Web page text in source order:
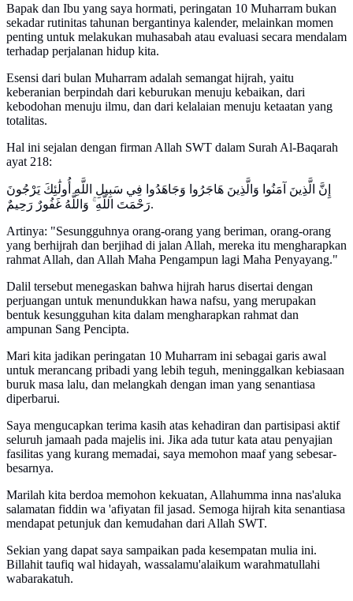
Bapak dan Ibu yang saya hormati, peringatan 10 Muharram bukan
sekadar rutinitas tahunan bergantinya kalender, melainkan momen
penting untuk melakukan muhasabah atau evaluasi secara mendalam
terhadap perjalanan hidup kita.
Esensi dari bulan Muharram adalah semangat hijrah, yaitu
keberanian berpindah dari keburukan menuju kebaikan, dari
kebodohan menuju ilmu, dan dari kelalaian menuju ketaatan yang
totalitas.
Hal ini sejalan dengan firman Allah SWT dalam Surah Al-Baqarah
ayat 218:
إِنَّ الَّذِينَ آمَنُوا وَالَّذِينَ هَاجَرُوا وَجَاهَدُوا فِي سَبِيلِ اللَّهِ أُولَٰئِكَ يَرْجُونَ
رَحْمَتَ اللَّهِ ۚ وَاللَّهُ غَفُورٌ رَحِيمٌ.
Artinya: "Sesungguhnya orang-orang yang beriman, orang-orang
yang berhijrah dan berjihad di jalan Allah, mereka itu mengharapkan
rahmat Allah, dan Allah Maha Pengampun lagi Maha Penyayang."
Dalil tersebut menegaskan bahwa hijrah harus disertai dengan
perjuangan untuk menundukkan hawa nafsu, yang merupakan
bentuk kesungguhan kita dalam mengharapkan rahmat dan
ampunan Sang Pencipta.
Mari kita jadikan peringatan 10 Muharram ini sebagai garis awal
untuk merancang pribadi yang lebih teguh, meninggalkan kebiasaan
buruk masa lalu, dan melangkah dengan iman yang senantiasa
diperbarui.
Saya mengucapkan terima kasih atas kehadiran dan partisipasi aktif
seluruh jamaah pada majelis ini. Jika ada tutur kata atau penyajian
fasilitas yang kurang memadai, saya memohon maaf yang sebesar-
besarnya.
Marilah kita berdoa memohon kekuatan, Allahumma inna nas'aluka
salamatan fiddin wa 'afiyatan fil jasad. Semoga hijrah kita senantiasa
mendapat petunjuk dan kemudahan dari Allah SWT.
Sekian yang dapat saya sampaikan pada kesempatan mulia ini.
Billahit taufiq wal hidayah, wassalamu'alaikum warahmatullahi
wabarakatuh.